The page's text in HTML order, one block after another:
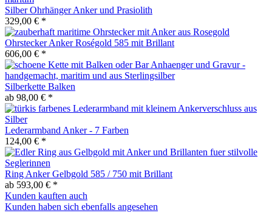
Silber Ohrhänger Anker und Prasiolith
329,00 € *
Ohrstecker Anker Roségold 585 mit Brillant
606,00 € *
Silberkette Balken
ab 98,00 € *
Lederarmband Anker - 7 Farben
124,00 € *
Ring Anker Gelbgold 585 / 750 mit Brillant
ab 593,00 € *
Kunden kauften auch
Kunden haben sich ebenfalls angesehen